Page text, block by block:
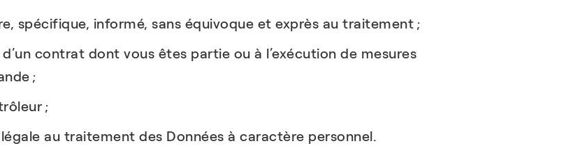
spécifique, informé, sans équivoque et exprès au traitement ;
contrat dont vous êtes partie ou à l’exécution de mesures
;
;
au traitement des Données à caractère personnel.